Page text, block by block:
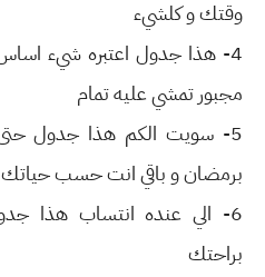
وقتك و كلشيء
4- هذا جدول اعتبره شيء
مجبور تمشي عليه تمام
5- سويت الكم هذا جدول
برمضان و باقي انت حسب
6- الي عنده انتساب هذا
براحتك